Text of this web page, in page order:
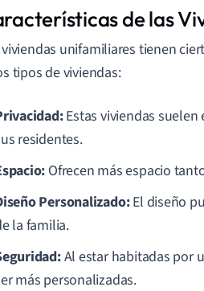
de las
viviendas unifamiliares tienen
tipos de viviendas:
Estas viviendas
residentes.
Ofrecen más espacio
Personalizado:El diseño
la familia.
Al estar habitadas por
más personalizadas.